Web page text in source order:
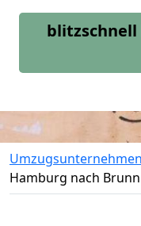
blitzschnell
Hamburg nach Brunn